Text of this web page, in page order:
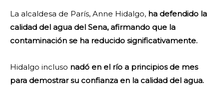
La alcaldesa de París, Anne Hidalgo, ha defendido la
calidad del agua del Sena, afirmando que la
contaminación se ha reducido significativamente.
Hidalgo incluso nadó en el río a principios de mes
para demostrar su confianza en la calidad del agua.